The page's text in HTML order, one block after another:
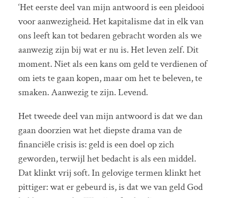
‘Het eerste deel van mijn antwoord is een pleidooi
voor aanwezigheid. Het kapitalisme dat in elk van
ons leeft kan tot bedaren gebracht worden als we
aanwezig zijn bij wat er nu is. Het leven zelf. Dit
moment. Niet als een kans om geld te verdienen of
om iets te gaan kopen, maar om het te beleven, te
smaken. Aanwezig te zijn. Levend.
Het tweede deel van mijn antwoord is dat we dan
gaan doorzien wat het diepste drama van de
financiële crisis is: geld is een doel op zich
geworden, terwijl het bedacht is als een middel.
Dat klinkt vrij soft. In gelovige termen klinkt het
pittiger: wat er gebeurd is, is dat we van geld God